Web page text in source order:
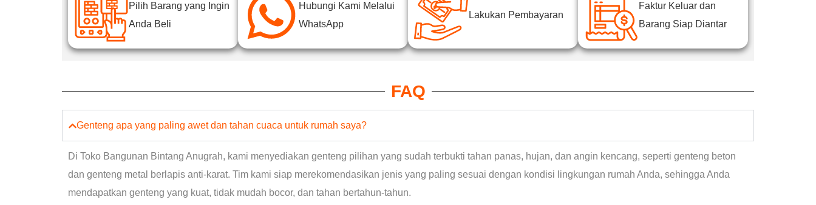
Pilih Barang yang Ingin
Anda Beli
Hubungi Kami Melalui
WhatsApp
Lakukan Pembayaran
Faktur Keluar dan
Barang Siap Diantar
FAQ
Genteng apa yang paling awet dan tahan cuaca untuk rumah saya?
Di Toko Bangunan Bintang Anugrah, kami menyediakan genteng pilihan yang sudah terbukti tahan panas, hujan, dan angin kencang, seperti genteng beton
dan genteng metal berlapis anti-karat. Tim kami siap merekomendasikan jenis yang paling sesuai dengan kondisi lingkungan rumah Anda, sehingga Anda
mendapatkan genteng yang kuat, tidak mudah bocor, dan tahan bertahun-tahun.